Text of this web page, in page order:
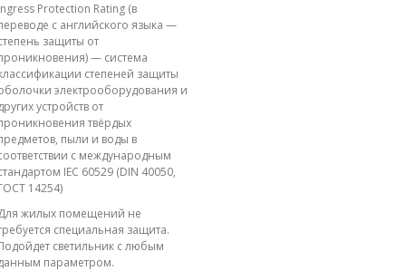
Protection Rating (в
с английского языка —
защиты от
— система
степеней защиты
электрооборудования и
устройств от
твёрдых
пыли и воды в
с международным
IEC 60529 (DIN 40050,
14254)
жилых помещений не
специальная защита.
светильник с любым
параметром.